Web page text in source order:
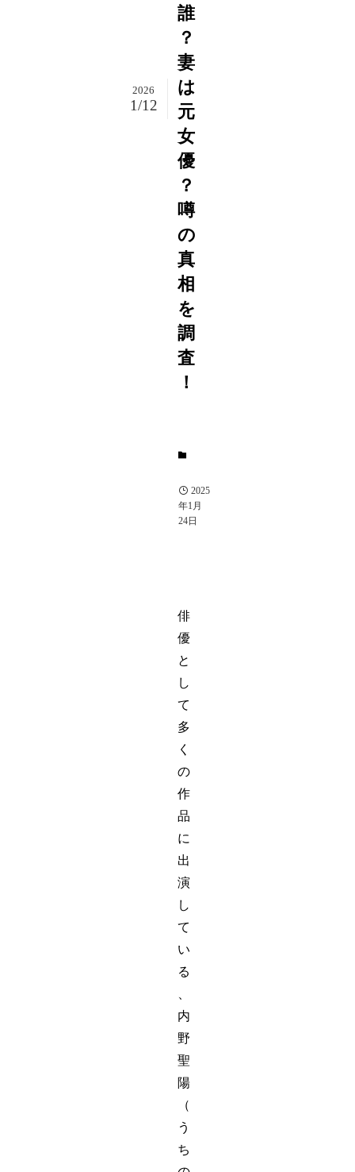
誰
？
妻
は
元
女
優
？
噂
の
真
相
を
調
査
！
2026
1/12
2025
年1月
24日
俳
優
と
し
て
多
く
の
作
品
に
出
演
し
て
い
る
内
野
聖
陽
（
う
ち